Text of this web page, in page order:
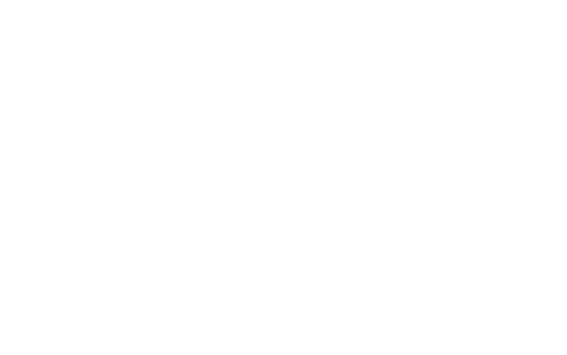
Faça parte de uma instituição sólida, ética e